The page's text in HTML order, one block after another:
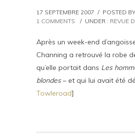
17 SEPTEMBRE 2007 / POSTED
1 COMMENTS
/ UNDER : REVUE
Après un week-end
Channing a retrouvé la robe
qu’elle portait dans Les
blondes– et qui lui avait été
Towleroad]